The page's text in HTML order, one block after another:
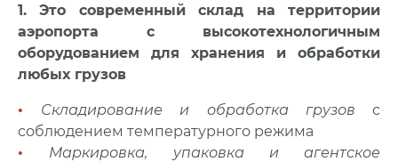
1.Это современный склад на территории
аэропорта с высокотехнологичным
оборудованием для хранения и обработки
любых грузов
• Складирование и обработка грузовс
соблюдением температурного режима
• Маркировка, упаковка и агентское